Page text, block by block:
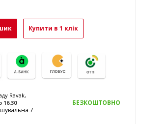
Купити в 1 клік
Ravak,
16.30
7
БЕЗКОШТОВНО